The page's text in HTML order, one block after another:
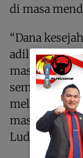
di masa
“Dana
adil dan
masyarakat,
sembunyi.
melibatkan
masyarakat
Ludya.